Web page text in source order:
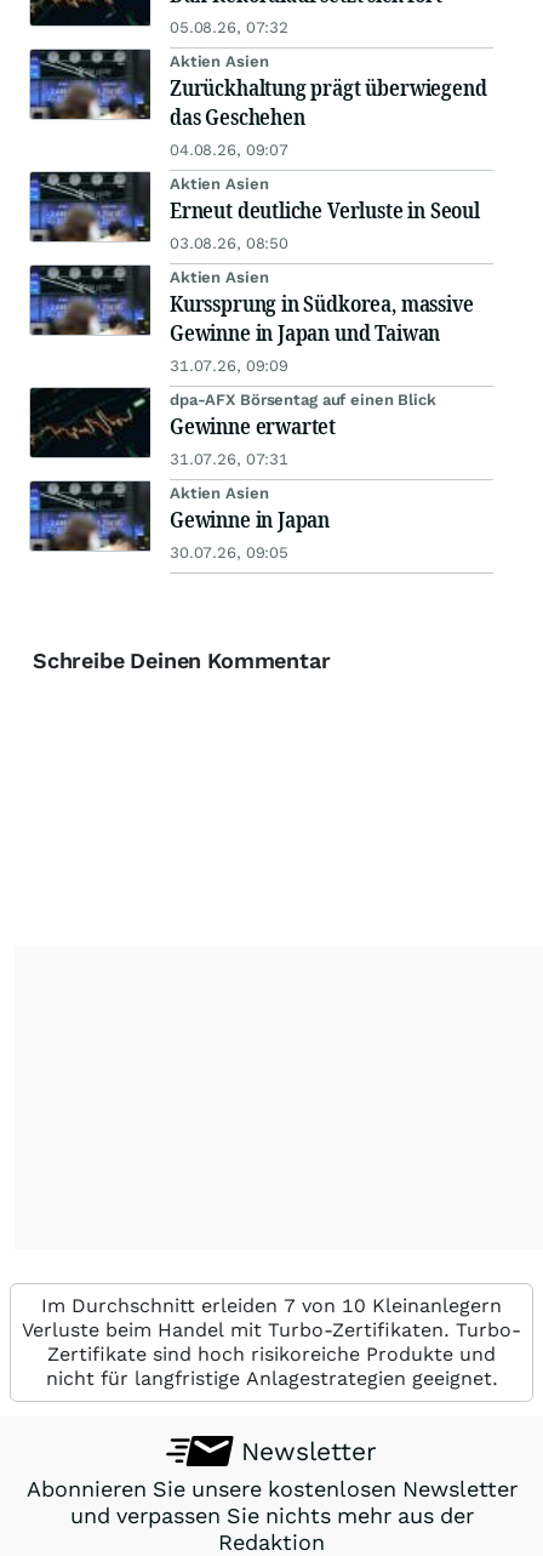
05.08.26, 07:32
Aktien Asien
Zurückhaltung prägt überwiegend
das Geschehen
04.08.26, 09:07
Aktien Asien
Erneut deutliche Verluste in Seoul
03.08.26, 08:50
Aktien Asien
Kurssprung in Südkorea, massive
Gewinne in Japan und Taiwan
31.07.26, 09:09
dpa-AFX Börsentag auf einen Blick
Gewinne erwartet
31.07.26, 07:31
Aktien Asien
Gewinne in Japan
30.07.26, 09:05
Schreibe Deinen Kommentar
Im Durchschnitt erleiden 7 von 10 Kleinanlegern
Verluste beim Handel mit Turbo-Zertifikaten. Turbo-
Zertifikate sind hoch risikoreiche Produkte und
nicht für langfristige Anlagestrategien geeignet.
Newsletter
Abonnieren Sie unsere kostenlosen Newsletter
und verpassen Sie nichts mehr aus der
Redaktion